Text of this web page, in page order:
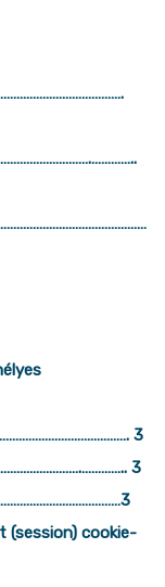
3
3
(session) cookie-